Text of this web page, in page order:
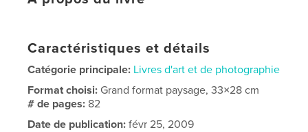
Caractéristiques et détails
Catégorie principale: Livres d'art et de photographie
Format choisi: Grand format paysage, 33×28 cm
# de pages: 82
Date de publication: févr 25, 2009